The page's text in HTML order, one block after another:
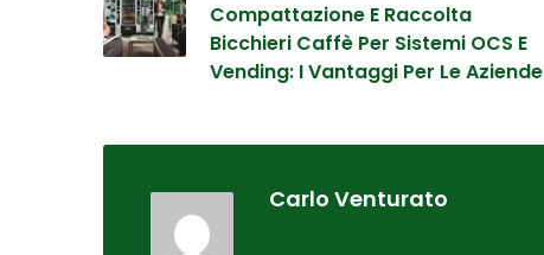
Compattazione E Raccolta
Bicchieri Caffè Per Sistemi OCS E
Vending: I Vantaggi Per Le Aziende
Carlo Venturato